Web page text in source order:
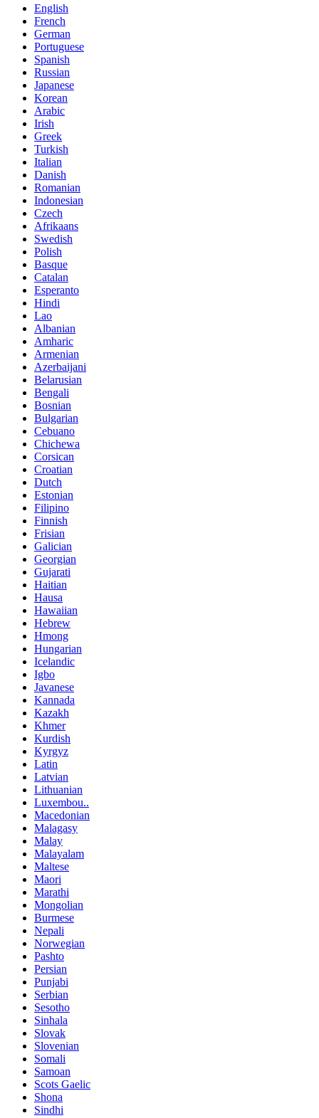
English
French
German
Portuguese
Spanish
Russian
Japanese
Korean
Arabic
Irish
Greek
Turkish
Italian
Danish
Romanian
Indonesian
Czech
Afrikaans
Swedish
Polish
Basque
Catalan
Esperanto
Hindi
Lao
Albanian
Amharic
Armenian
Azerbaijani
Belarusian
Bengali
Bosnian
Bulgarian
Cebuano
Chichewa
Corsican
Croatian
Dutch
Estonian
Filipino
Finnish
Frisian
Galician
Georgian
Gujarati
Haitian
Hausa
Hawaiian
Hebrew
Hmong
Hungarian
Icelandic
Igbo
Javanese
Kannada
Kazakh
Khmer
Kurdish
Kyrgyz
Latin
Latvian
Lithuanian
Luxembou..
Macedonian
Malagasy
Malay
Malayalam
Maltese
Maori
Marathi
Mongolian
Burmese
Nepali
Norwegian
Pashto
Persian
Punjabi
Serbian
Sesotho
Sinhala
Slovak
Slovenian
Somali
Samoan
Scots Gaelic
Shona
Sindhi